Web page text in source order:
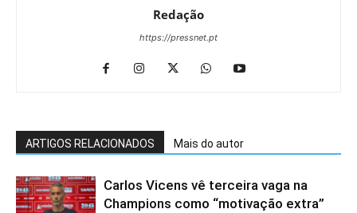
Redação
https://pressnet.pt
ARTIGOS RELACIONADOS Mais do autor
Carlos Vicens vê terceira vaga na
Champions como “motivação extra”